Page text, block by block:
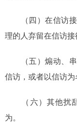
（四）在信访接
理的人弃留在信访接
（五）煽动、串
信访，或者以信访为
（六）其他扰乱
为。